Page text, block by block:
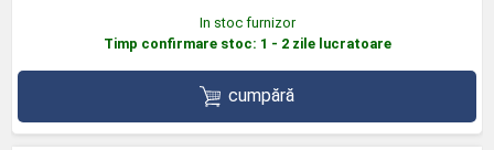
In stoc furnizor
Timp confirmare stoc: 1 - 2 zile lucratoare
cumpără